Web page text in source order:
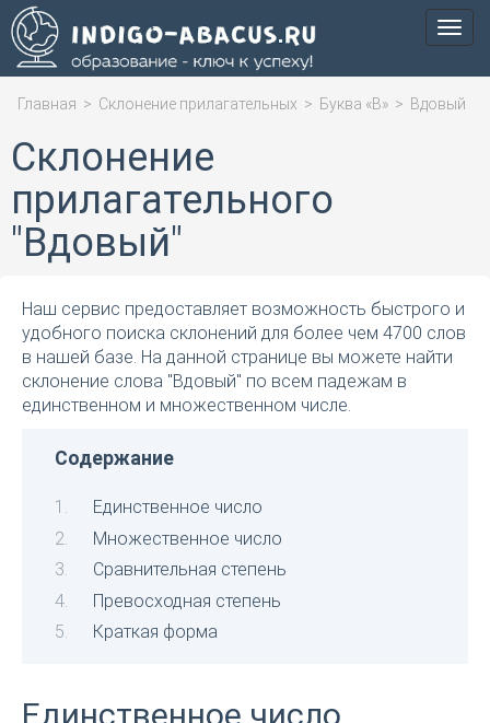
Меню
Главная > Склонение прилагательных > Буква «В» > Вдовый
Склонение
прилагательного
"Вдовый"
Наш сервис предоставляет возможность быстрого и
удобного поиска склонений для более чем 4700 слов
в нашей базе. На данной странице вы можете найти
склонение слова "Вдовый" по всем падежам в
единственном и множественном числе.
Содержание
Единственное число
Множественное число
Сравнительная степень
Превосходная степень
Краткая форма
Единственное число